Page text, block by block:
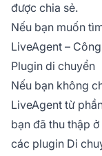
được chia sẻ.
Nếu bạn muốn
LiveAgent –
Plugin di chuyển
Nếu bạn không
LiveAgent từ
bạn đã thu thập
các plugin Di